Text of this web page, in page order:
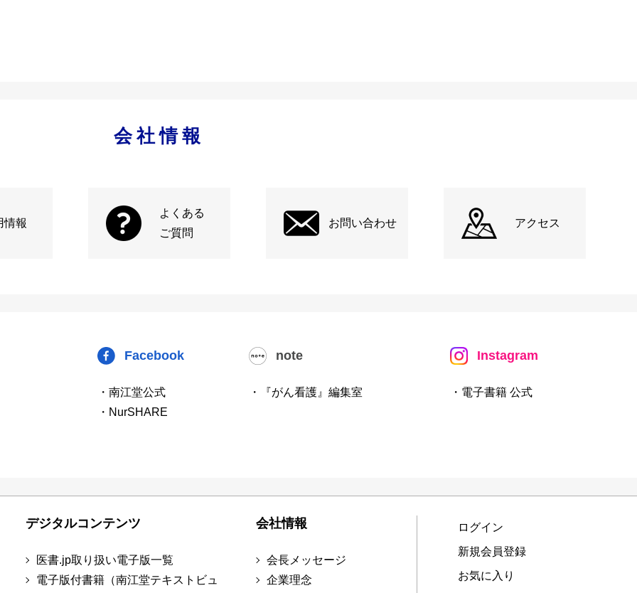
会社情報
情報
よくある
ご質問
お問い合わせ アクセス
Facebook
・南江堂公式
・NurSHARE
note
・『がん看護』編集室
Instagram
・電子書籍 公式
デジタルコンテンツ
医書.jp取り扱い電子版一覧
電子版付書籍（南江堂テキストビュ
会社情報
会長メッセージ
企業理念
ログイン
新規会員登録
お気に入り